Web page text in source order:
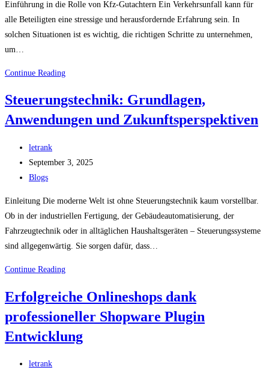
Dermacom
Einführung in die Rolle von Kfz-Gutachtern Ein Verkehrsunfall kann für
alle Beteiligten eine stressige und herausfordernde Erfahrung sein. In
solchen Situationen ist es wichtig, die richtigen Schritte zu unternehmen,
um…
Continue ReadingWie
Gutachter
in
bei
Steuerungstechnik: Grundlagen,
Anwendungen und Zukunftsperspektiven
Post
author:
letrank
Post
published:
September 3, 2025
Post
Blogs
Einleitung Die moderne Welt ist ohne Steuerungstechnik kaum vorstellbar.
Ob in der industriellen Fertigung, der Gebäudeautomatisierung, der
Fahrzeugtechnik oder in alltäglichen Haushaltsgeräten – Steuerungssysteme
sind allgegenwärtig. Sie sorgen dafür, dass…
Continue ReadingSteuerungstechnik:
Anwendungen
und
Erfolgreiche Onlineshops dank
professioneller Shopware Plugin
Entwicklung
Post
letrank